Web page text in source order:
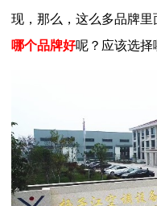
现，那么，这么多品牌里
哪个品牌好呢？应该选择